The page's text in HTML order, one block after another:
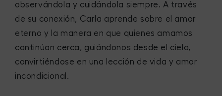
observándola y cuidándola siempre. A través
de su conexión, Carla aprende sobre el amor
eterno y la manera en que quienes amamos
continúan cerca, guiándonos desde el cielo,
convirtiéndose en una lección de vida y amor
incondicional.